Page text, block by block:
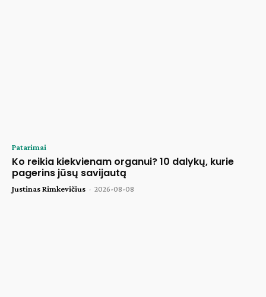
Patarimai
Ko reikia kiekvienam organui? 10 dalykų, kurie
pagerins jūsų savijautą
Justinas Rimkevičius - 2026-08-08